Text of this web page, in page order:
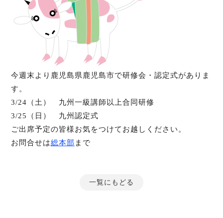
今週末より鹿児島県鹿児島市で研修会・認定式がありま
す。
3/24（土） 九州一級講師以上合同研修
3/25（日） 九州認定式
ご出席予定の皆様お気をつけてお越しください。
お問合せは総本部 まで
一覧にもどる